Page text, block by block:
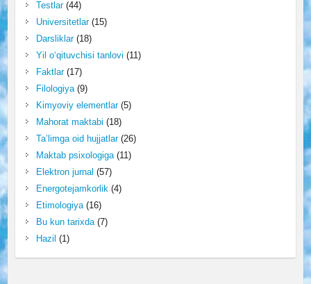
Testlar(44)
Universitetlar(15)
Darsliklar(18)
Yil o‘qituvchisi tanlovi (11)
Faktlar(17)
Filologiya(9)
Kimyoviy elementlar(5)
Mahorat maktabi (18)
Ta’limga oid hujjatlar(26)
Maktab psixologiga(11)
Elektron jurnal (57)
Energotejamkorlik(4)
Etimologiya(16)
Bu kun tarixda(7)
Hazil (1)